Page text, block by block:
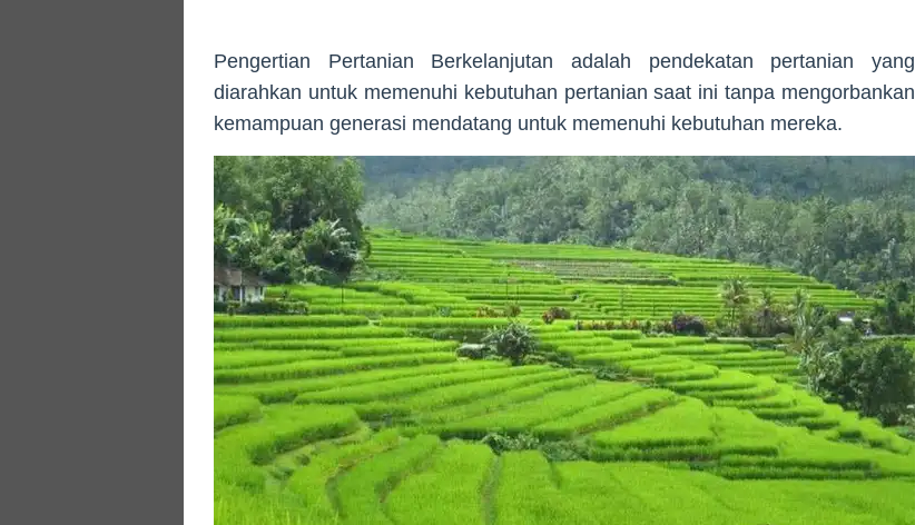
Pengertian Pertanian Berkelanjutan adalah pendekatan pertanian yang
diarahkan untuk memenuhi kebutuhan pertanian saat ini tanpa mengorbankan
kemampuan generasi mendatang untuk memenuhi kebutuhan mereka.